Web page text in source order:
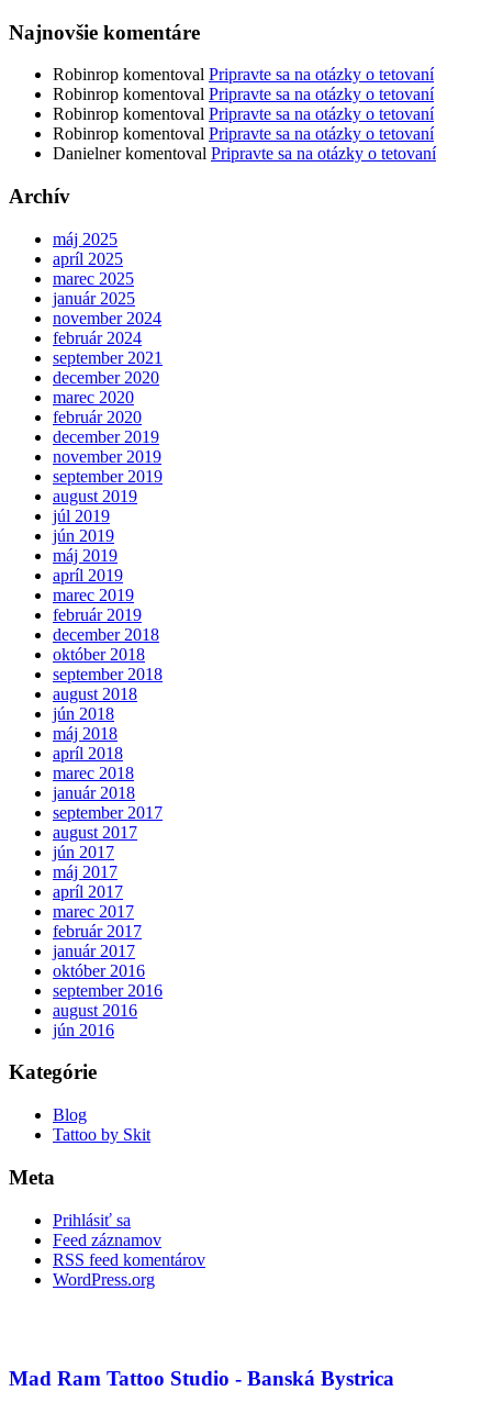
Najnovšie komentáre
Robinrop komentoval Pripravte sa na otázky o tetovaní
Robinrop komentoval Pripravte sa na otázky o tetovaní
Robinrop komentoval Pripravte sa na otázky o tetovaní
Robinrop komentoval Pripravte sa na otázky o tetovaní
Danielnerkomentoval Pripravte sa na otázky o tetovaní
Archív
máj 2025
apríl 2025
marec 2025
január 2025
november 2024
február 2024
september 2021
december 2020
marec 2020
február 2020
december 2019
november 2019
september 2019
august 2019
júl 2019
jún 2019
máj 2019
apríl 2019
marec 2019
február 2019
december 2018
október 2018
september 2018
august 2018
jún 2018
máj 2018
apríl 2018
marec 2018
január 2018
september 2017
august 2017
jún 2017
máj 2017
apríl 2017
marec 2017
február 2017
január 2017
október 2016
september 2016
august 2016
jún 2016
Kategórie
Blog
Tattoo by Skit
Meta
Prihlásiť sa
Feed záznamov
RSS feed komentárov
WordPress.org
Mad Ram Tattoo Studio - Banská Bystrica